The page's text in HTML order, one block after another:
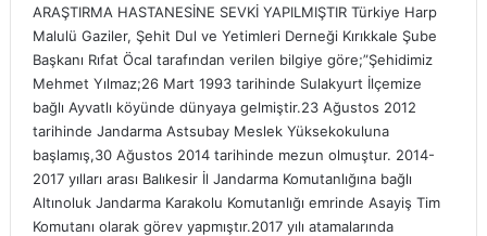
ARAŞTIRMA HASTANESİNE SEVKİ YAPILMIŞTIR Türkiye Harp
Malulü Gaziler, Şehit Dul ve Yetimleri Derneği Kırıkkale Şube
Başkanı Rıfat Öcal tarafından verilen bilgiye göre;”Şehidimiz
Mehmet Yılmaz;26 Mart 1993 tarihinde Sulakyurt İlçemize
bağlı Ayvatlı köyünde dünyaya gelmiştir.23 Ağustos 2012
tarihinde Jandarma Astsubay Meslek Yüksekokuluna
başlamış,30 Ağustos 2014 tarihinde mezun olmuştur. 2014-
2017 yılları arası Balıkesir İl Jandarma Komutanlığına bağlı
Altınoluk Jandarma Karakolu Komutanlığı emrinde Asayiş Tim
Komutanı olarak görev yapmıştır.2017 yılı atamalarında